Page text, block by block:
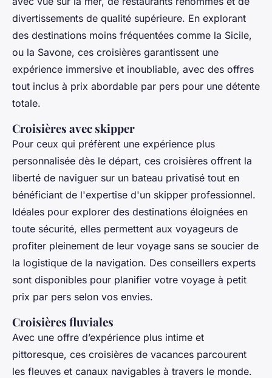
divertissements de qualité supérieure. En explorant
des destinations moins fréquentées comme la Sicile,
ou la Savone, ces croisières garantissent une
expérience immersive et inoubliable, avec des offres
tout inclus à prix abordable par pers pour une détente
totale.
Croisières avec skipper
Pour ceux qui préfèrent une expérience plus
personnalisée dès le départ, ces croisières offrent la
liberté de naviguer sur un bateau privatisé tout en
bénéficiant de l'expertise d'un skipper professionnel.
Idéales pour explorer des destinations éloignées en
toute sécurité, elles permettent aux voyageurs de
profiter pleinement de leur voyage sans se soucier de
la logistique de la navigation. Des conseillers experts
sont disponibles pour planifier votre voyage à petit
prix par pers selon vos envies.
Croisières fluviales
Avec une offre d’expérience plus intime et
pittoresque, ces croisières de vacances parcourent
les fleuves et canaux navigables à travers le monde.